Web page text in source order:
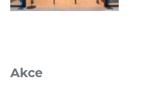
Akce